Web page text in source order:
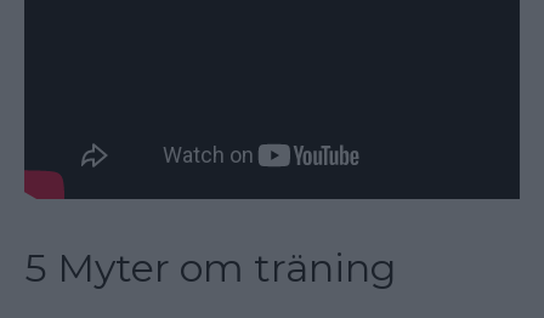
5 Myter om träning